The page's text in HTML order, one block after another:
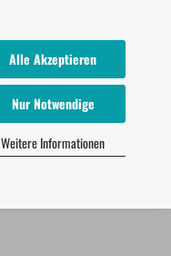
Alle Akzeptieren
Nur Notwendige
Weitere Informationen